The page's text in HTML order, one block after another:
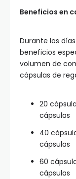
Beneficios en
Durante los
beneficios
volumen de
cápsulas de
20
cápsulas
40
cápsulas
60
cápsulas